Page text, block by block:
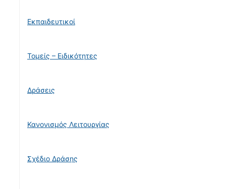
Εκπαιδευτικοί
Τομείς – Ειδικότητες
Δράσεις
Κανονισμός Λειτουργίας
Σχέδιο Δράσης